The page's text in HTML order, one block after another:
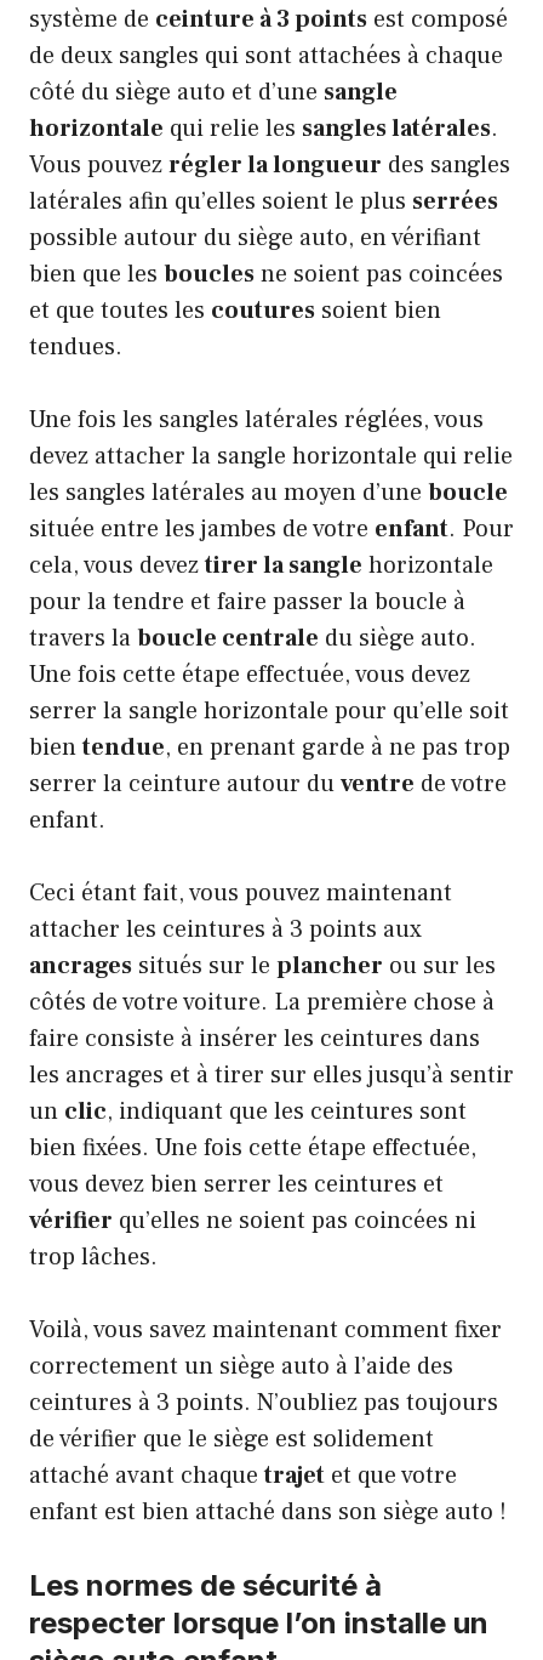
système de ceinture à 3 points est composé
de deux sangles qui sont attachées à chaque
côté du siège auto et d’une sangle
horizontale qui relie les sangles latérales.
Vous pouvezrégler la longueur des sangles
latérales afin qu’elles soient le plus serrées
possible autour du siège auto, en vérifiant
bien que les bouclesne soient pas coincées
et que toutes les coutures soient bien
tendues.
Une fois les sangles latérales réglées, vous
devez attacher la sangle horizontale qui relie
les sangles latérales au moyen d’une boucle
située entre les jambes de votre enfant. Pour
cela, vous deveztirer la sangle horizontale
pour la tendre et faire passer la boucle à
travers laboucle centrale du siège auto.
Une fois cette étape effectuée, vous devez
serrer la sangle horizontale pour qu’elle soit
bientendue, en prenant garde à ne pas trop
serrer la ceinture autour duventre de votre
enfant.
Ceci étant fait, vous pouvez maintenant
attacher les ceintures à 3 points aux
ancrages situés sur le plancher ou sur les
côtés de votre voiture. La première chose à
faire consiste à insérer les ceintures dans
les ancrages et à tirer sur elles jusqu’à sentir
un clic, indiquant que les ceintures sont
bien fixées. Une fois cette étape effectuée,
vous devez bien serrer les ceintures et
vérifier qu’elles ne soient pas coincées ni
trop lâches.
Voilà, vous savez maintenant comment fixer
correctement un siège auto à l’aide des
ceintures à 3 points. N’oubliez pas toujours
de vérifier que le siège est solidement
attaché avant chaquetrajet et que votre
enfant est bien attaché dans son siège auto !
Les normes de sécurité à
respecter lorsque l’on installe un